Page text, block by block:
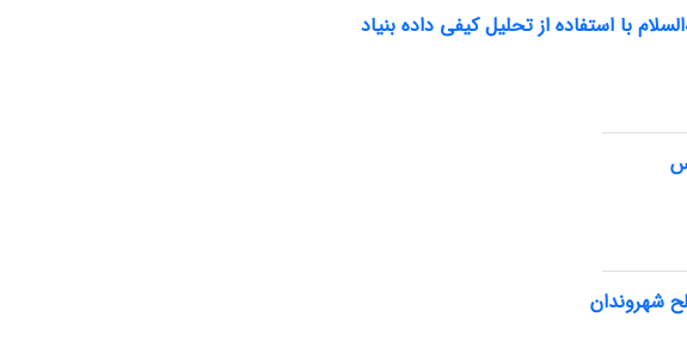
با استفاده از تحلیل کیفی داده بنیاد
شهروندان